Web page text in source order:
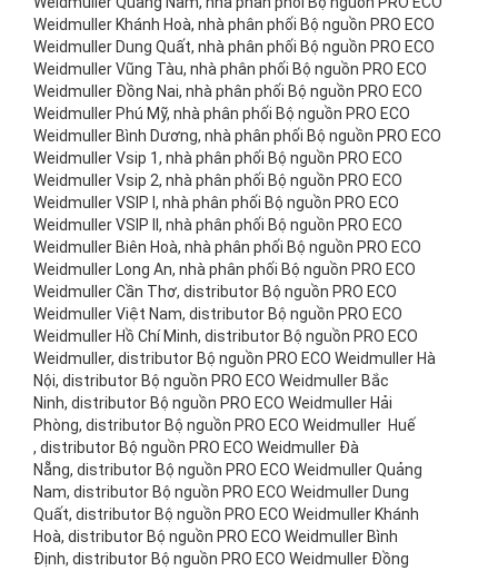
Weidmuller Khánh Hoà, nhà phân phối Bộ nguồn PRO ECO
Weidmuller Dung Quất, nhà phân phối Bộ nguồn PRO ECO
Weidmuller Vũng Tàu, nhà phân phối Bộ nguồn PRO ECO
Weidmuller Đồng Nai, nhà phân phối Bộ nguồn PRO ECO
Weidmuller Phú Mỹ, nhà phân phối Bộ nguồn PRO ECO
Weidmuller Bình Dương, nhà phân phối Bộ nguồn PRO ECO
Weidmuller Vsip 1, nhà phân phối Bộ nguồn PRO ECO
Weidmuller Vsip 2, nhà phân phối Bộ nguồn PRO ECO
Weidmuller VSIP I, nhà phân phối Bộ nguồn PRO ECO
Weidmuller VSIP II, nhà phân phối Bộ nguồn PRO ECO
Weidmuller Biên Hoà, nhà phân phối Bộ nguồn PRO ECO
Weidmuller Long An, nhà phân phối Bộ nguồn PRO ECO
Weidmuller Cần Thơ, distributor Bộ nguồn PRO ECO
Weidmuller Việt Nam, distributor Bộ nguồn PRO ECO
Weidmuller Hồ Chí Minh, distributor Bộ nguồn PRO ECO
Weidmuller, distributor Bộ nguồn PRO ECO Weidmuller Hà
Nội, distributor Bộ nguồn PRO ECO Weidmuller Bắc
Ninh, distributor Bộ nguồn PRO ECO Weidmuller Hải
Phòng, distributor Bộ nguồn PRO ECO Weidmuller Huế
, distributor Bộ nguồn PRO ECO Weidmuller Đà
Nẵng, distributor Bộ nguồn PRO ECO Weidmuller Quảng
Nam, distributor Bộ nguồn PRO ECO Weidmuller Dung
Quất, distributor Bộ nguồn PRO ECO Weidmuller Khánh
Hoà, distributor Bộ nguồn PRO ECO Weidmuller Bình
Định, distributor Bộ nguồn PRO ECO Weidmuller Đồng